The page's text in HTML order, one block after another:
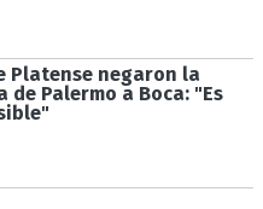
Platense negaron la
de Palermo a Boca: "Es